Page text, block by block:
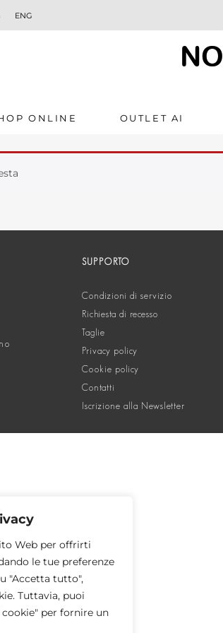
Web per offrirti
le tue preferenze
"Accetta tutto",
Tuttavia, puoi
per fornire un
ENG
NO
ONLINE OUTLET AI
SUPPORTO
Condizioni di servizio
Richiesta di recesso
Taglie
Privacy policy
Cookie policy
Contatti
Iscrizione alla Newsletter